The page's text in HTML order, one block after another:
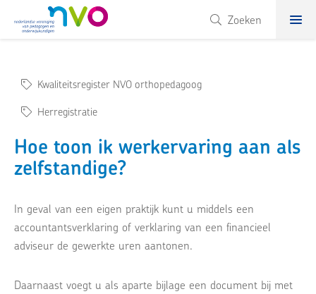
NVO Zoeken
Kwaliteitsregister NVO orthopedagoog
Herregistratie
Hoe toon ik werkervaring aan als
zelfstandige?
In geval van een eigen praktijk kunt u middels een
accountantsverklaring of verklaring van een financieel
adviseur de gewerkte uren aantonen.
Daarnaast voegt u als aparte bijlage een document bij met